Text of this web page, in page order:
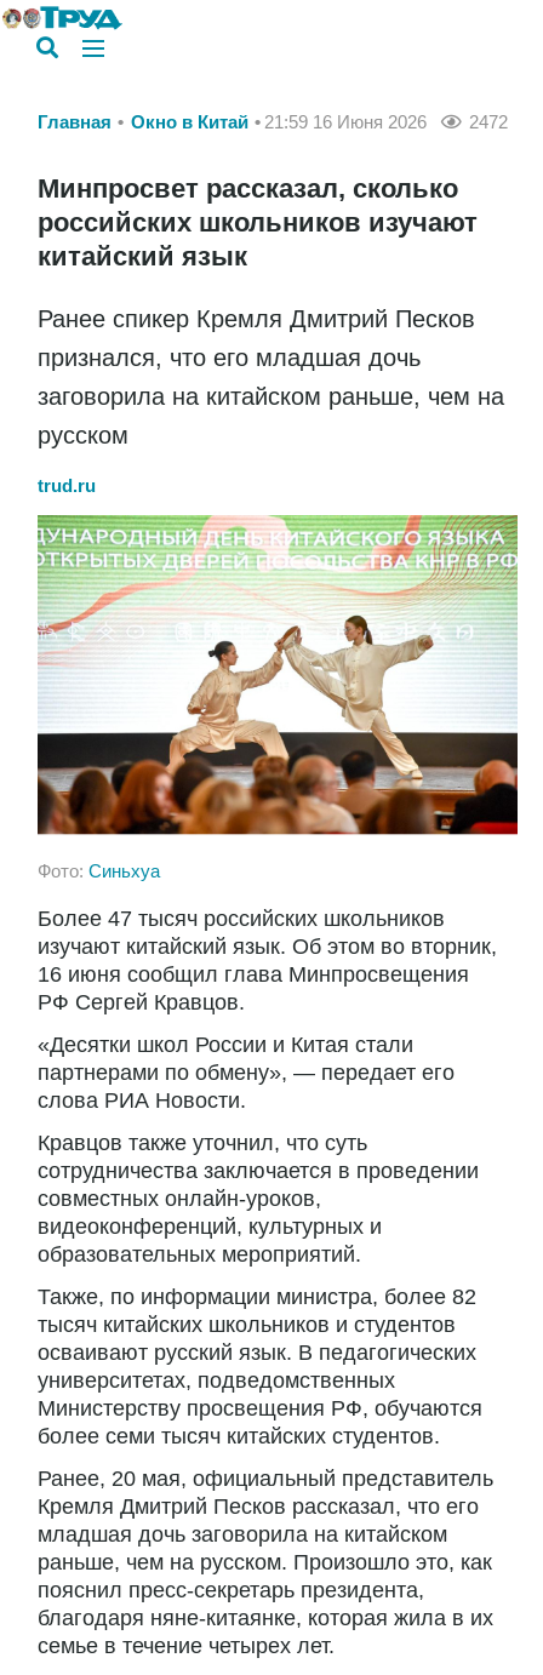
Главная Окно в Китай 21:59 16 Июня 2026 2472
Минпросвет рассказал, сколько
российских школьников изучают
китайский язык
Ранее спикер Кремля Дмитрий Песков
признался, что его младшая дочь
заговорила на китайском раньше, чем на
русском
trud.ru
Фото: Синьхуа
Более 47 тысяч российских школьников
изучают китайский язык. Об этом во вторник,
16 июня сообщил глава Минпросвещения
РФ Сергей Кравцов.
«Десятки школ России и Китая стали
партнерами по обмену», — передает его
слова РИА Новости.
Кравцов также уточнил, что суть
сотрудничества заключается в проведении
совместных онлайн-уроков,
видеоконференций, культурных и
образовательных мероприятий.
Также, по информации министра, более 82
тысяч китайских школьников и студентов
осваивают русский язык. В педагогических
университетах, подведомственных
Министерству просвещения РФ, обучаются
более семи тысяч китайских студентов.
Ранее, 20 мая, официальный представитель
Кремля Дмитрий Песков рассказал, что его
младшая дочь заговорила на китайском
раньше, чем на русском. Произошло это, как
пояснил пресс-секретарь президента,
благодаря няне-китаянке, которая жила в их
семье в течение четырех лет.